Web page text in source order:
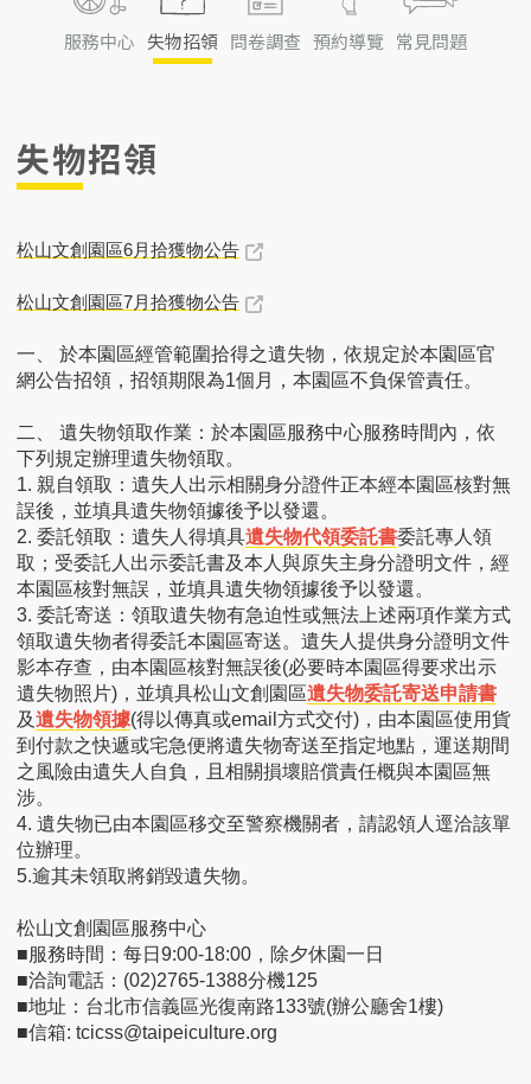
服務中心 失物招領 問卷調查 預約導覽 常見問題
失物招領
松山文創園區6月拾獲物公告
松山文創園區7月拾獲物公告
一、 於本園區經管範圍拾得之遺失物，依規定於本園區官
網公告招領，招領期限為1個月，本園區不負保管責任。
二、 遺失物領取作業：於本園區服務中心服務時間內，依
下列規定辦理遺失物領取。
1. 親自領取：遺失人出示相關身分證件正本經本園區核對無
誤後，並填具遺失物領據後予以發還。
2. 委託領取：遺失人得填具遺失物代領委託書委託專人領
取；受委託人出示委託書及本人與原失主身分證明文件，經
本園區核對無誤，並填具遺失物領據後予以發還。
3. 委託寄送：領取遺失物有急迫性或無法上述兩項作業方式
領取遺失物者得委託本園區寄送。遺失人提供身分證明文件
影本存查，由本園區核對無誤後(必要時本園區得要求出示
遺失物照片)，並填具松山文創園區遺失物委託寄送申請書
及遺失物領據(得以傳真或email方式交付)，由本園區使用貨
到付款之快遞或宅急便將遺失物寄送至指定地點，運送期間
之風險由遺失人自負，且相關損壞賠償責任概與本園區無
涉。
4. 遺失物已由本園區移交至警察機關者，請認領人逕洽該單
位辦理。
5.逾其未領取將銷毀遺失物。
松山文創園區服務中心
■服務時間：每日9:00-18:00，除夕休園一日
■洽詢電話：(02)2765-1388分機125
■地址：台北市信義區光復南路133號(辦公廳舍1樓)
■信箱: tcicss@taipeiculture.org